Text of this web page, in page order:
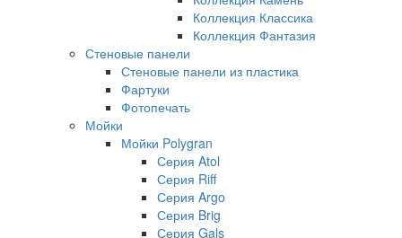
Коллекция Классика
Коллекция Фантазия
Стеновые панели
Стеновые панели из пластика
Фартуки
Фотопечать
Мойки
Мойки Polygran
Серия Atol
Серия Riff
Серия Argo
Серия Brig
Серия Gals